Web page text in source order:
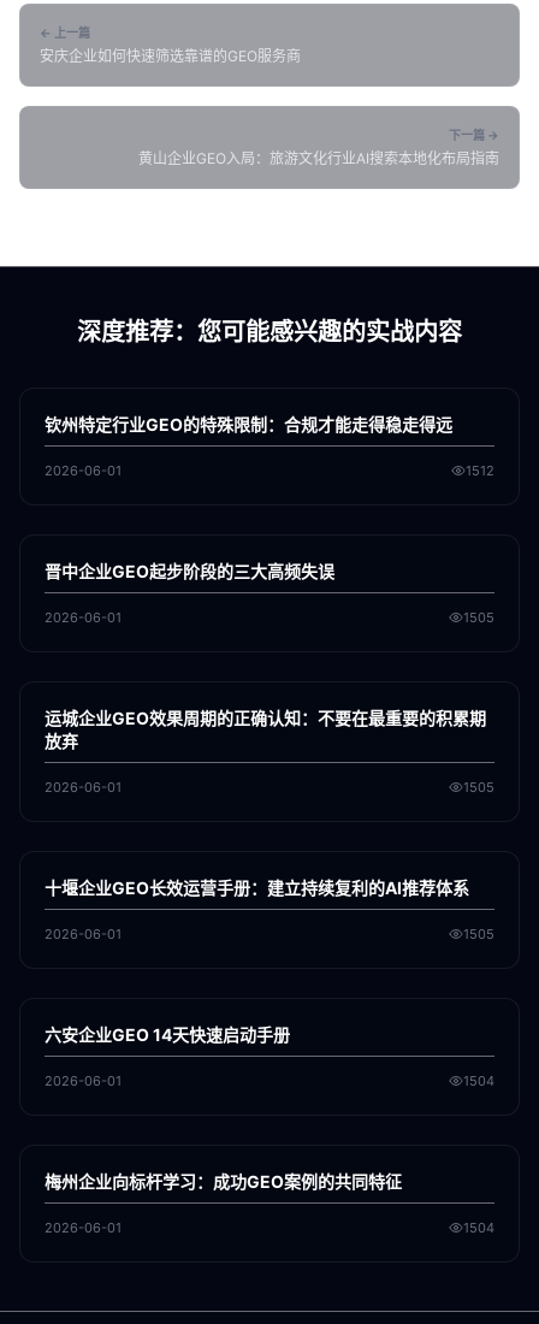
← 上一篇
安庆企业如何快速筛选靠谱的GEO服务商
下一篇 →
黄山企业GEO入局：旅游文化行业AI搜索本地化布局指南
深度推荐：您可能感兴趣的实战内容
GEO
钦州特定行业GEO的特殊限制：合规才能走得稳走得远
2026-06-01 1512
GEO
晋中企业GEO起步阶段的三大高频失误
2026-06-01 1505
GEO
运城企业GEO效果周期的正确认知：不要在最重要的积累期
放弃
2026-06-01 1505
GEO
十堰企业GEO长效运营手册：建立持续复利的AI推荐体系
2026-06-01 1505
GEO
六安企业GEO 14天快速启动手册
2026-06-01 1504
GEO
梅州企业向标杆学习：成功GEO案例的共同特征
2026-06-01 1504